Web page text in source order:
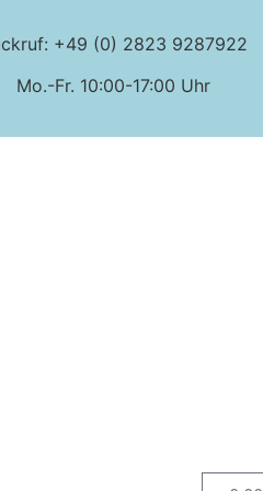
+49 (0) 2823 9287922
Mo.-Fr. 10:00-17:00 Uhr